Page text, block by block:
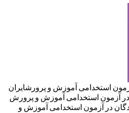
استخدامی آموزش و پرورشایران
آزمون استخدامی آموزش و پرورش
در آزمون استخدامی آموزش و